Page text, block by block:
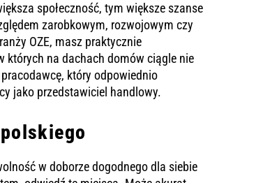
społeczność, tym większe szanse
zarobkowym, rozwojowym czy
OZE, masz praktycznie
których na dachach domów ciągle nie
który odpowiednio
jako przedstawiciel handlowy.
w doborze dogodnego dla siebie